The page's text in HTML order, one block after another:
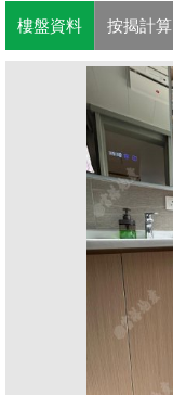
樓盤資料 按揭計算